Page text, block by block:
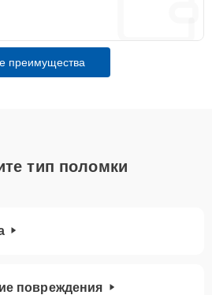
преимущества
тип поломки
повреждения